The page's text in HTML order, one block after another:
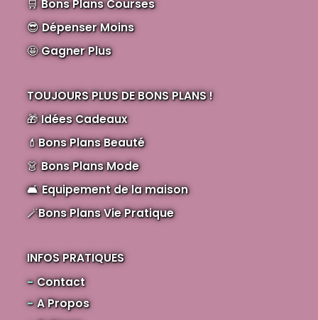
🛒Bons Plans Courses
😎Dépenser Moins
🤩Gagner Plus
TOUJOURS PLUS DE BONS PLANS !
🎁Idées Cadeaux
💄Bons Plans Beauté
👗Bons Plans Mode
🛋️Equipement de la maison
🪄Bons Plans Vie Pratique
INFOS PRATIQUES
Contact
A Propos